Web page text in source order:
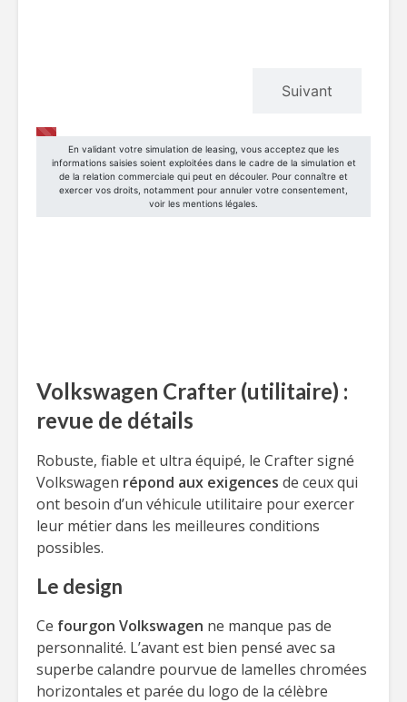
Volkswagen Crafter (utilitaire) :
revue de détails
Robuste, fiable et ultra équipé, le Crafter signé
Volkswagen répond aux exigences de ceux qui
ont besoin d’un véhicule utilitaire pour exercer
leur métier dans les meilleures conditions
possibles.
Le design
Ce fourgon Volkswagen ne manque pas de
personnalité. L’avant est bien pensé avec sa
superbe calandre pourvue de lamelles chromées
horizontales et parée du logo de la célèbre